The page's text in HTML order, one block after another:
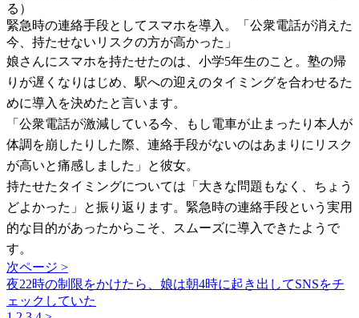
る）
緊急時の連絡手段としてスマホを導入。「公衆電話が消えた
今、持たせないリスクの方が高かった」
娘さんにスマホを持たせたのは、小学5年生のこと。塾の帰
りが遅くなりはじめ、駅への迎えのタイミングを合わせるた
めに導入を決めたと言います。
「公衆電話が激減している今、もし電車が止まったり本人が
体調を崩したりした際、連絡手段がないのはあまりにリスク
が高いと痛感しました」と彼女。
持たせたタイミングについては「大きな問題もなく、ちょう
どよかった」と振り返ります。緊急時の連絡手段という実用
的な目的があったからこそ、スムーズに導入できたようで
す。
次ページ >
夜22時の制限をかけたら、娘は朝4時に起き出してSNSをチ
ェックしていた